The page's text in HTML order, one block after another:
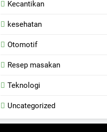
Kecantikan
kesehatan
Otomotif
Resep masakan
Teknologi
Uncategorized